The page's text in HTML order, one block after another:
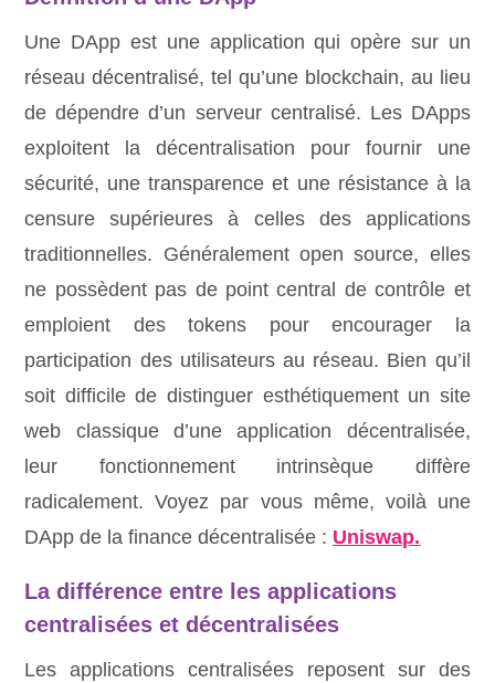
Une DApp est une application qui opère sur un
réseau décentralisé, tel qu’une blockchain, au lieu
de dépendre d’un serveur centralisé. Les DApps
exploitent la décentralisation pour fournir une
sécurité, une transparence et une résistance à la
censure supérieures à celles des applications
traditionnelles. Généralement open source, elles
ne possèdent pas de point central de contrôle et
emploient des tokens pour encourager la
participation des utilisateurs au réseau. Bien qu’il
soit difficile de distinguer esthétiquement un site
web classique d’une application décentralisée,
leur fonctionnement intrinsèque diffère
radicalement. Voyez par vous même, voilà une
DApp de la finance décentralisée : Uniswap.
La différence entre les applications
centralisées et décentralisées
Les applications centralisées reposent sur des